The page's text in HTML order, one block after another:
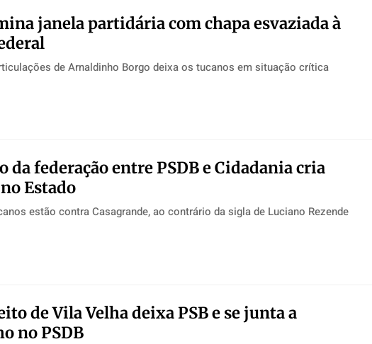
janela partidária com chapa esvaziada à
de Arnaldinho Borgo deixa os tucanos em situação crítica
da federação entre PSDB e Cidadania cria
Estado
estão contra Casagrande, ao contrário da sigla de Luciano Rezende
de Vila Velha deixa PSB e se junta a
no PSDB